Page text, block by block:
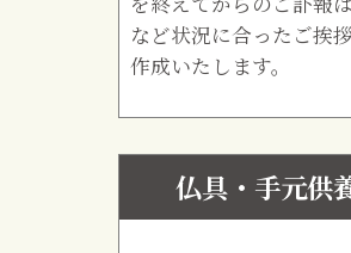
など状況に合ったご挨
作成いたします。
仏具・手元供